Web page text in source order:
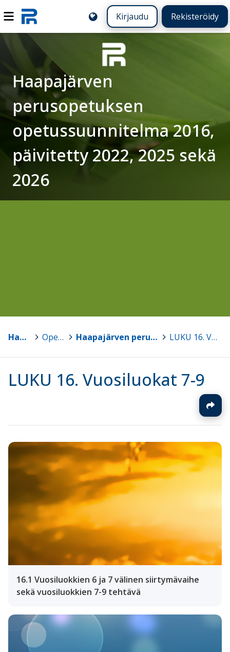
Kirjaudu Rekisteröidy
Haapajärven
perusopetuksen
opetussuunnitelma 2016,
päivitetty 2022, 2025 sekä
2026
Haapajärvi Opetussuunnitelmat > Haapajärven perusopetuksen opetussuunnitelma 2016, päivitetty 2022, 2025 sekä 2026 LUKU 16. Vuosiluokat 7-9
LUKU 16. Vuosiluokat 7-9
16.1 Vuosiluokkien 6 ja 7 välinen siirtymävaihe
sekä vuosiluokkien 7-9 tehtävä